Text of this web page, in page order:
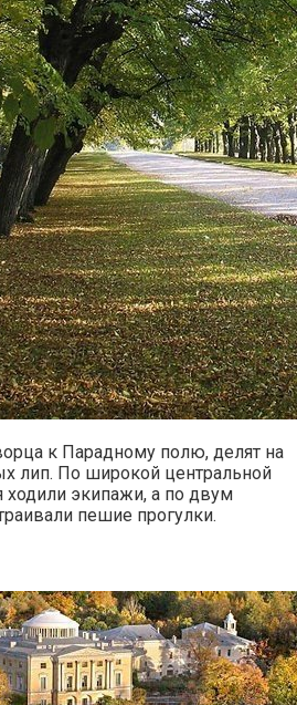
к Парадному полю, делят на
лип. По широкой центральной
экипажи, а по двум
пешие прогулки.